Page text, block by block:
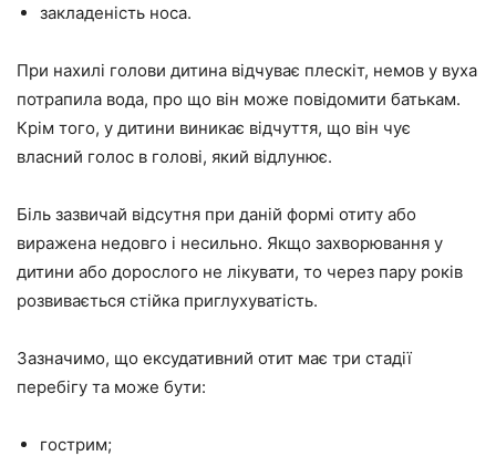
закладеність носа.
При нахилі голови дитина відчуває плескіт, немов у вуха
потрапила вода, про що він може повідомити батькам.
Крім того, у дитини виникає відчуття, що він чує
власний голос в голові, який відлунює.
Біль зазвичай відсутня при даній формі отиту або
виражена недовго і несильно. Якщо захворювання у
дитини або дорослого не лікувати, то через пару років
розвивається стійка приглухуватість.
Зазначимо, що ексудативний отит має три стадії
перебігу та може бути:
гострим;